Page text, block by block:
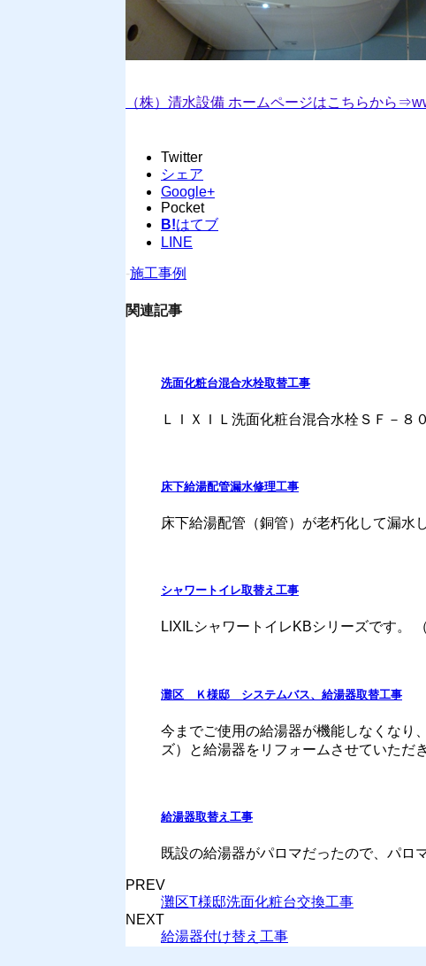
（株）清水設備 ホームページはこちらから
Twitter
シェア
Google+
Pocket
B!はてブ
LINE
-施工事例
関連記事
洗面化粧台混合水栓取替工事
ＬＩＸＩＬ洗面化粧台混合水栓ＳＦ－８
床下給湯配管漏水修理工事
床下給湯配管（銅管）が老朽化して漏水
シャワートイレ取替え工事
LIXILシャワートイレKBシリーズです。
灘区 Ｋ様邸 システムバス、給湯器取替工事
今までご使用の給湯器が機能しなくな
ズ）と給湯器をリフォームさせていただ
給湯器取替え工事
既設の給湯器がパロマだったので、パ
PREV
灘区T様邸洗面化粧台交換工事
NEXT
給湯器付け替え工事